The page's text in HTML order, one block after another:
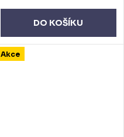
DO KOŠÍKU
Akce